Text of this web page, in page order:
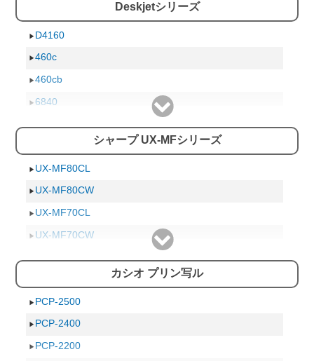
PlusB209A
C6380
C5380
D5460
Premium C309G
Premium FAX C309A
2150
2110
Deskjetシリーズ
D4160
460c
460cb
6840
5650
5551
5550
5160
1220c
990cxi
990cm
シャープ UX-MFシリーズ
UX-MF80CL
UX-MF80CW
UX-MF70CL
UX-MF70CW
UX-MF50CL
UX-MF50CW
UX-MF40CL
カシオ プリン写ル
PCP-2500
PCP-2400
PCP-2200